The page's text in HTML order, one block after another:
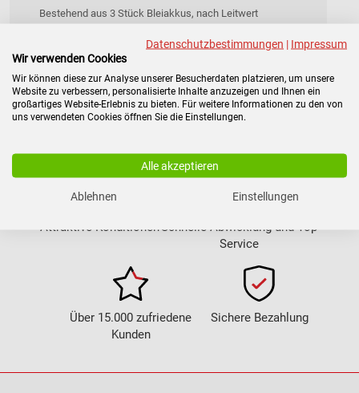
Bestehend aus 3 Stück Bleiakkus, nach Leitwert
Datenblatt:UNIT GOLD 1000 + 1500
Benutzerhandbuch GOLD 1000 bis 3000 ST
Attraktive KonditionenSchnelle Abwicklung und Top
Service
Über 15.000 zufriedene
Kunden
Sichere Bezahlung
Datenschutzbestimmungen | Impressum
Wir verwenden Cookies
Wir können diese zur Analyse unserer Besucherdaten platzieren, um unsere
Website zu verbessern, personalisierte Inhalte anzuzeigen und Ihnen ein
großartiges Website-Erlebnis zu bieten. Für weitere Informationen zu den von
uns verwendeten Cookies öffnen Sie die Einstellungen.
Alle akzeptieren
Ablehnen Einstellungen